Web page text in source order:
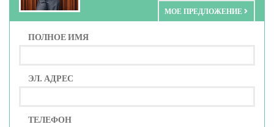
МОЕ ПРЕДЛОЖЕНИЕ
ПОЛНОЕ ИМЯ
ЭЛ. АДРЕС
ТЕЛЕФОН